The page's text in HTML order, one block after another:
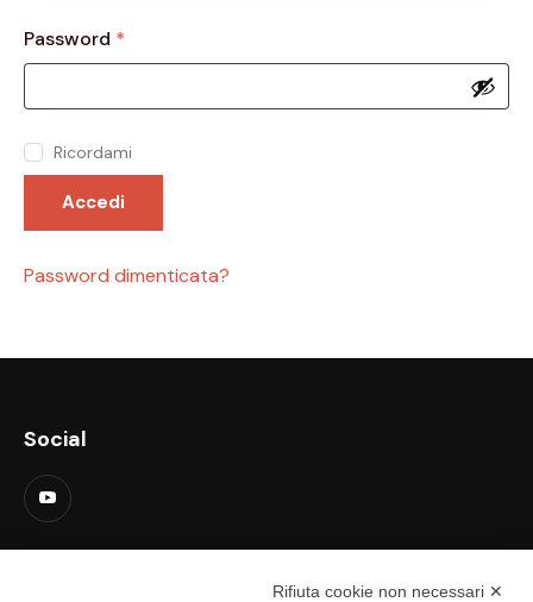
Password *
Ricordami
Accedi
Password dimenticata?
Social
Rifiuta cookie non necessari ✕